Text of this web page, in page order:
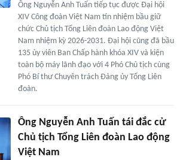
Ông Nguyễn Anh Tuấn tiếp tục được Đại hội
XIV Công đoàn Việt Nam tín nhiệm bầu giữ
chức Chủ tịch Tổng Liên đoàn Lao động Việt
Nam nhiệm kỳ 2026-2031. Đại hội cũng đã bầu
135 ủy viên Ban Chấp hành khóa XIV và kiện
toàn bộ máy lãnh đạo với 4 Phó Chủ tịch cùng
Phó Bí thư Chuyên trách Đảng ủy Tổng Liên
đoàn.
Ông Nguyễn Anh Tuấn tái đắc cử
Chủ tịch Tổng Liên đoàn Lao động
Việt Nam